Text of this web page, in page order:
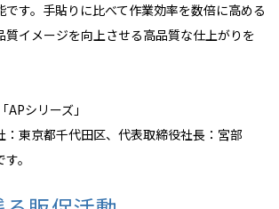
です。手貼りに比べて作業効率を数倍に高める
質イメージを向上させる高品質な仕上がりを
シリーズ」
：東京都千代田区、代表取締役社長：宮部
。